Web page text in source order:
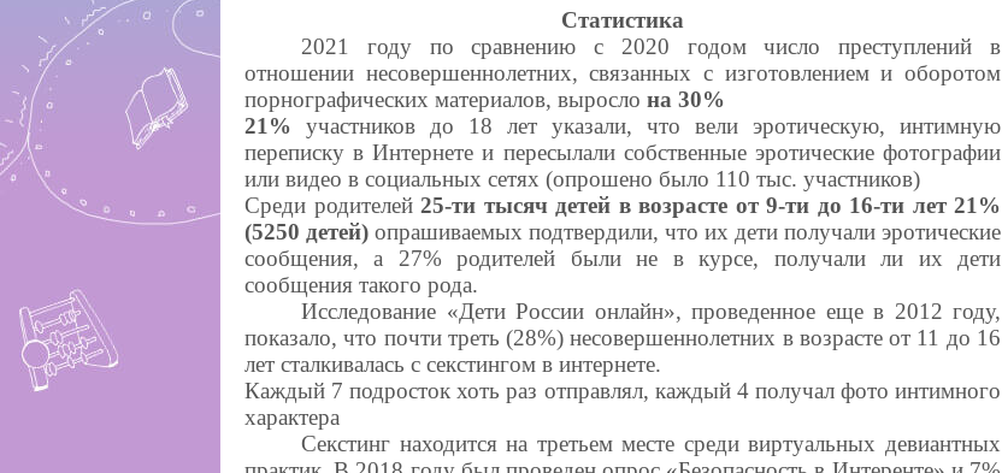
Статистика
2021 году по сравнению с 2020 годом число преступлений в
отношении несовершеннолетних, связанных с изготовлением и оборотом
порнографических материалов, выросло на 30%
21% участников до 18 лет указали, что вели эротическую, интимную
переписку в Интернете и пересылали собственные эротические фотографии
или видео в социальных сетях (опрошено было 110 тыс. участников)
Среди родителей 25-ти тысяч детей в возрасте от 9-ти до 16-ти лет 21%
(5250 детей) опрашиваемых подтвердили, что их дети получали эротические
сообщения, а 27% родителей были не в курсе, получали ли их дети
сообщения такого рода.
Исследование «Дети России онлайн», проведенное еще в 2012 году,
показало, что почти треть (28%) несовершеннолетних в возрасте от 11 до 16
лет сталкивалась с секстингом в интернете.
Каждый 7 подросток хоть раз отправлял, каждый 4 получал фото интимного
характера
Секстинг находится на третьем месте среди виртуальных девиантных